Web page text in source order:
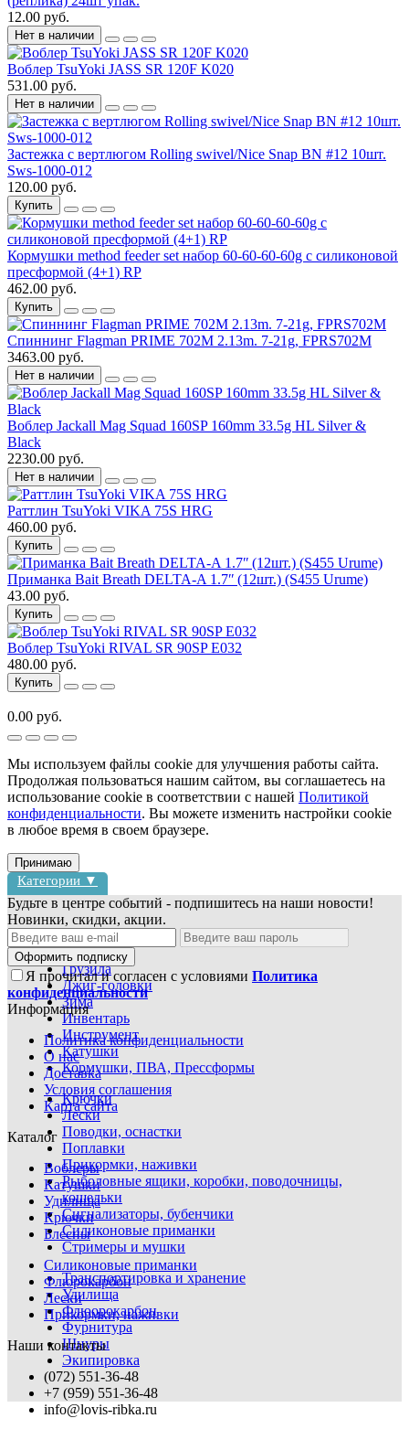
12.00 руб.
Нет в наличии
Воблер TsuYoki JASS SR 120F K020
531.00 руб.
Нет в наличии
Застежка с вертлюгом Rolling swivel/Nice Snap BN #12 10шт.
Sws-1000-012
120.00 руб.
Купить
Кормушки method feeder set набор 60-60-60-60g с силиконовой
пресформой (4+1) RP
462.00 руб.
Купить
Спиннинг Flagman PRIME 702M 2.13m. 7-21g, FPRS702M
3463.00 руб.
Нет в наличии
Воблер Jackall Mag Squad 160SP 160mm 33.5g HL Silver &
Black
2230.00 руб.
Нет в наличии
Раттлин TsuYoki VIKA 75S HRG
460.00 руб.
Купить
Приманка Bait Breath DELTA-A 1.7ʺ (12шт.) (S455 Urume)
43.00 руб.
Купить
Воблер TsuYoki RIVAL SR 90SP E032
480.00 руб.
Купить
0.00 руб.
Мы используем файлы cookie для улучшения работы сайта.
Продолжая пользоваться нашим сайтом, вы соглашаетесь на
использование cookie в соответствии с нашей Политикой
конфиденциальности. Вы можете изменить настройки cookie
в любое время в своем браузере.
Принимаю
Категории ▼
Блесны
Воблеры
Грузила
Джиг-головки
Зима
Инвентарь
Инструмент
Катушки
Кормушки, ПВА, Прессформы
Крючки
Лески
Поводки, оснастки
Поплавки
Прикормки, наживки
Рыболовные ящики, коробки, поводочницы,
кошельки
Сигнализаторы, бубенчики
Силиконовые приманки
Стримеры и мушки
Транспортировка и хранение
Удилища
Флюорокарбон
Фурнитура
Шнуры
Экипировка
Будьте в центре событий - подпишитесь на наши новости!
Новинки, скидки, акции.
Оформить подписку
Я прочитал и согласен с условиями Политика
конфиденциальности
Информация
Политика конфиденциальности
О нас
Доставка
Условия соглашения
Карта сайта
Каталог
Воблеры
Катушки
Удилища
Крючки
Блесны
Силиконовые приманки
Флюрокарбон
Лески
Прикормки, наживки
Наши контакты
(072) 551-36-48
+7 (959) 551-36-48
info@lovis-ribka.ru